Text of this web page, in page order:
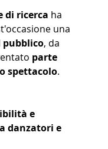
di ricerca ha
una
pubblico, da
parte
spettacolo.
e
danzatori e